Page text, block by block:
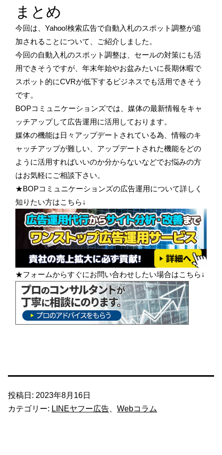
まとめ
今回は、Yahoo!検索広告で自動入札のスポット調整が追
加されることについて、ご紹介しました。
今回の自動入札のスポット調整は、セールの対策にも活
用できそうですが、年末年始やお盆みたいに長期休暇で
スポット的にCVRが低下するビジネスでも活用できそう
です。
BOPコミュニケーションズでは、媒体の最新情報をキャ
ッチアップして広告運用に活用しております。
媒体の機能は日々アップデートされている為、情報のキ
ャッチアップが難しい、アップデートされた機能をどの
ように活用すればいいのか分からないなどでお悩みの方
はお気軽にご相談下さい。
★BOPコミュニケーションズの広告運用について詳しく
知りたい方はこちら↓
★フォームからすぐにお問い合わせしたい場合はこちら↓
投稿日: 2023年8月16日
カテゴリー: LINEヤフー広告 Webコラム